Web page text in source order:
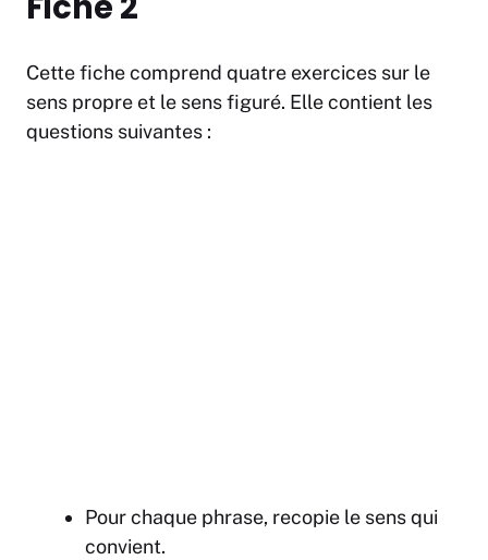
Cette fiche comprend quatre exercices sur le
sens propre et le sens figuré. Elle contient les
questions suivantes :
Pour chaque phrase, recopie le sens qui
convient.